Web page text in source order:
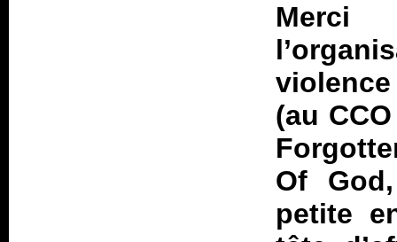
Merci
(au
Of
petite